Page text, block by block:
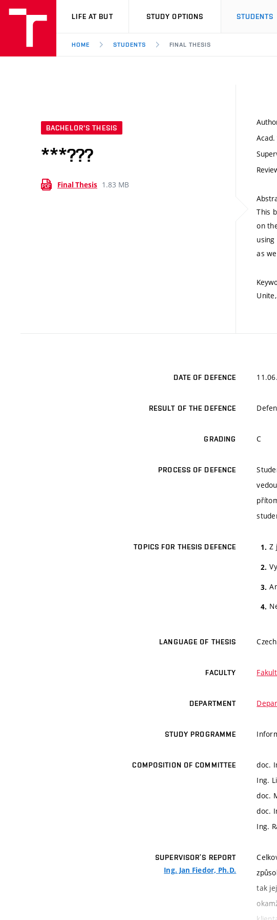
VUT
LIFE AT BUT STUDY OPTIONS STUDENTS
HOME STUDENTS FINAL THESIS
BACHELOR'S THESIS
***???
Final Thesis 1.83 MB
This
on
as
DATE OF DEFENCE
RESULT OF THE DEFENCE
GRADING C
PROCESS OF DEFENCE
TOPICS FOR THESIS DEFENCE Z
LANGUAGE OF THESIS Czech
FACULTY
DEPARTMENT
STUDY PROGRAMME
COMPOSITION OF COMMITTEE
doc.
Ing.
doc.
doc.
Ing.
SUPERVISOR’S REPORT
Ing. Jan Fiedor, Ph.D.
tak